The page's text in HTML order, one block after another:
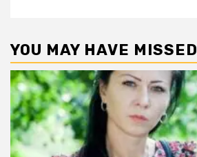
YOU MAY HAVE MISSED